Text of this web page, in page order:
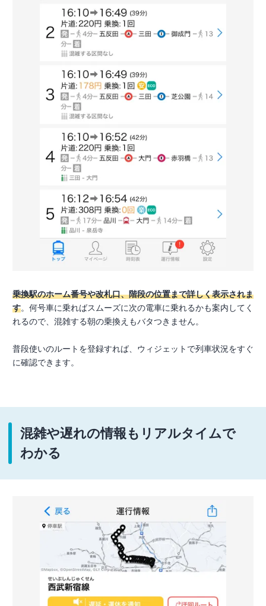
乗換駅のホーム番号や改札口、階段の位置まで詳しく表示されま
す。何号車に乗ればスムーズに次の電車に乗れるかも案内してく
れるので、混雑する朝の乗換えもバタつきません。
普段使いのルートを登録すれば、ウィジェットで列車状況をすぐ
に確認できます。
混雑や遅れの情報もリアルタイムで
わかる